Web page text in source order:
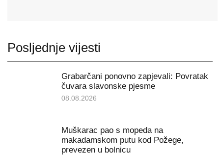
Posljednje vijesti
Grabarčani ponovno zapjevali: Povratak
čuvara slavonske pjesme
08.08.2026
Muškarac pao s mopeda na
makadamskom putu kod Požege,
prevezen u bolnicu